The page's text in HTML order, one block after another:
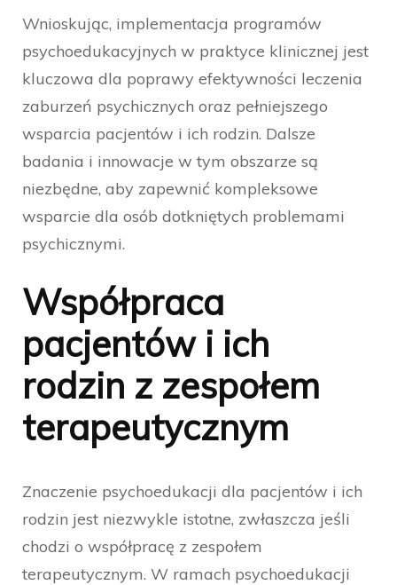
Wnioskując, implementacja programów
psychoedukacyjnych w praktyce klinicznej jest
kluczowa dla poprawy efektywności leczenia
zaburzeń psychicznych oraz pełniejszego
wsparcia pacjentów i ich rodzin. Dalsze
badania i innowacje w tym obszarze są
niezbędne, aby zapewnić kompleksowe
wsparcie dla osób dotkniętych problemami
psychicznymi.
Współpraca
pacjentów i ich
rodzin z zespołem
terapeutycznym
Znaczenie psychoedukacji dla pacjentów i ich
rodzin jest niezwykle istotne, zwłaszcza jeśli
chodzi o współpracę z zespołem
terapeutycznym. W ramach psychoedukacji